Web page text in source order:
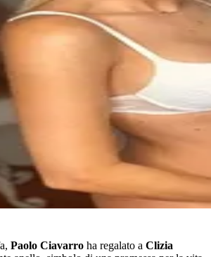
Paolo Ciavarro ha regalato a Clizia